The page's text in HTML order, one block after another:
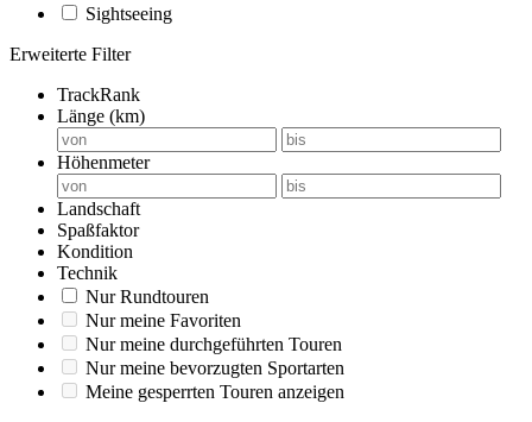
Sightseeing
Erweiterte Filter
TrackRank
Länge (km)
Höhenmeter
Landschaft
Spaßfaktor
Kondition
Technik
Nur Rundtouren
Nur meine Favoriten
Nur meine durchgeführten Touren
Nur meine bevorzugten Sportarten
Meine gesperrten Touren anzeigen